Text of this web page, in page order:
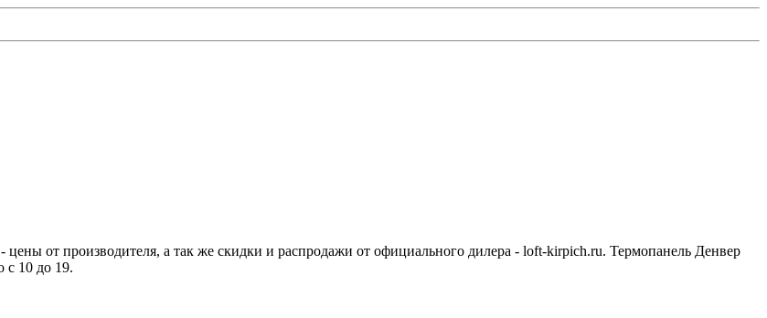
от производителя, а так же скидки и распродажи от официального дилера - loft-kirpich.ru. Термопанель Денвер
с 10 до 19.